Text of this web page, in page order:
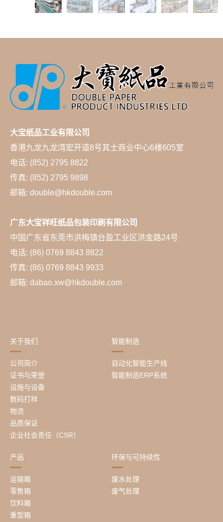
大宝纸品工业有限公司
香港九龙九龙湾宏开道8号其士商业中心6楼605室
电话: (852) 2795 8822
传真: (852) 2795 9898
邮箱: double@hkdouble.com
广东大宝祥旺纸品包装印刷有限公司
中国广东省东莞市洪梅镇台盈工业区洪金路24号
电话: (86) 0769 8843 8822
传真: (86) 0769 8843 9933
邮箱: dabao.xw@hkdouble.com
关于我们
公司简介
证书与荣誉
设施与设备
数码打样
物流
品质保证
企业社会责任（CSR）
智能制造
自动化智能生产线
智能制造ERP系统
产品
运输箱
零售箱
饮料箱
重型箱
环保与可持续性
废水处理
废气处理